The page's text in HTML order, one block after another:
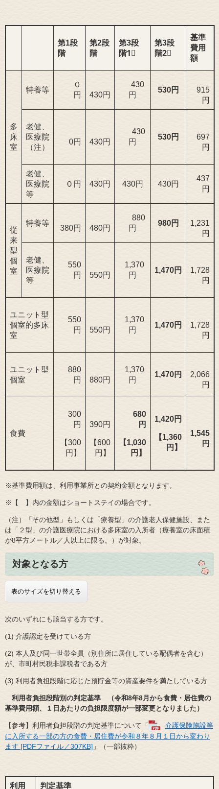
第1段
階
第2段
階
第3段
階1⃣
第3段
階2⃣
基準
費用
額
多
床
室
特養等
０
円
430円
430
円
530円
915
円
老健、
医療院
（注）
0円 430円
430
円
530円
697
円
老健、
医療院
等
０円 430円 430円 430円
437
円
従
来
型
個
室
特養等
380円 480円
880
円
980円
1,231
円
老健、
医療院
等
550
円
550円
1,370
円
1,470円
1,728
円
ユニット型
個室的多床
室
550
円
550円
1,370
円
1,470円
1,728
円
ユニット型
個室
880
円
880円
1,370
円
1,470円
2,066
円
食費
300
円
【300
円】
390円
【600
円】
680
円
【1,030
円】
1,420円
【1,360
円】
1,545
円
※基準費用額は、利用事業所との契約金額となります。
※【 】内の金額はショートステイの場合です。
（注）「その他型」もしくは「療養型」の介護老人保健施設、また
は「２型」の介護医療院における多床室の入所者（療養室の床面積
が8平方メートル／人以上に限る。）が対象。
対象となる方
表のサイズを切り替える
利用 判定基準
次のいずれにも該当する方です。
(1) 介護認定を受けている方
(2) 本人及び同一世帯全員（別住所に居住している配偶者を含む）
が、市町村民税非課税者である方
(3) 利用者負担段階に応じた預貯金等の資産要件を満たしている方
利用者負担段階別の判定基準 （令和8年8月から食費・居住費の
基準費用額、１日あたりの負担限度額が一部変更となりました）
【参考】利用者負担段階の判定基準について「
介護保険施設等
に入所する一部の方の食費・居住費が令和８年８月１日から変わり
ます [PDFファイル／307KB] 」（一部抜粋）